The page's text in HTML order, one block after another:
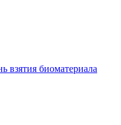
взятия биоматериала